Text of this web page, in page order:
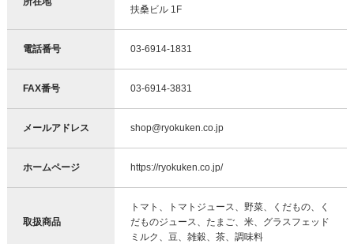
扶桑ビル 1F
電話番号 03-6914-1831
FAX番号 03-6914-3831
メールアドレス shop@ryokuken.co.jp
ホームページ https://ryokuken.co.jp/
取扱商品
トマト、トマトジュース、野菜、くだもの、く
だものジュース、たまご、米、グラスフェッド
ミルク、豆、雑穀、茶、調味料